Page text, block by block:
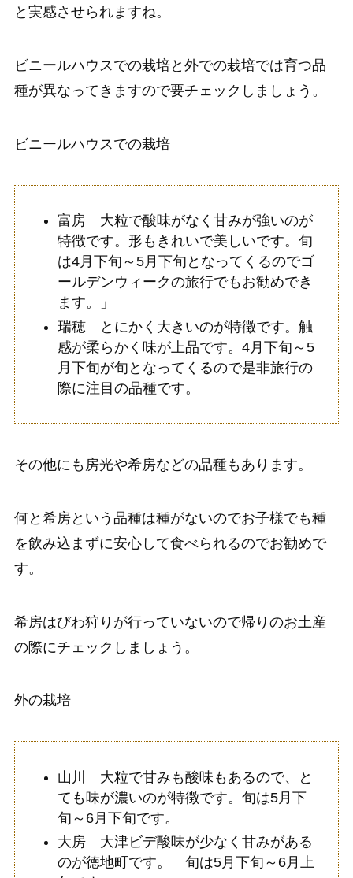
と実感させられますね。
ビニールハウスでの栽培と外での栽培では育つ品
種が異なってきますので要チェックしましょう。
ビニールハウスでの栽培
富房 大粒で酸味がなく甘みが強いのが
特徴です。形もきれいで美しいです。旬
は4月下旬～5月下旬となってくるのでゴ
ールデンウィークの旅行でもお勧めでき
ます。」
瑞穂 とにかく大きいのが特徴です。触
感が柔らかく味が上品です。4月下旬～5
月下旬が旬となってくるので是非旅行の
際に注目の品種です。
その他にも房光や希房などの品種もあります。
何と希房という品種は種がないのでお子様でも種
を飲み込まずに安心して食べられるのでお勧めで
す。
希房はびわ狩りが行っていないので帰りのお土産
の際にチェックしましょう。
外の栽培
山川 大粒で甘みも酸味もあるので、と
ても味が濃いのが特徴です。旬は5月下
旬～6月下旬です。
大房 大津ビデ酸味が少なく甘みがある
のが徳地町です。 旬は5月下旬～6月上